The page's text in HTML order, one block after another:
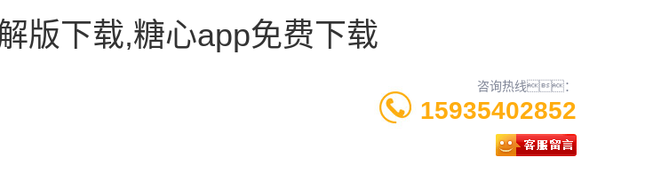
版下载,糖心app免费下载
咨询热线：
15935402852